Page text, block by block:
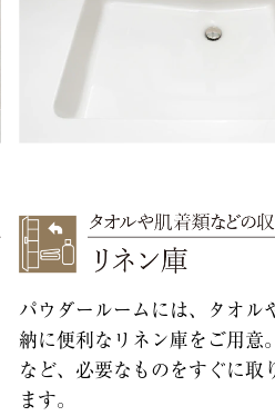
パウダールームには、タオル
納に便利なリネン庫をご用意
など、必要なものをすぐに取
ます。